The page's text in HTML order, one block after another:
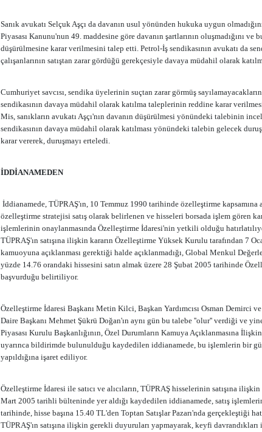
Sanık avukatı Selçuk Aşçı da davanın usul yönünden hukuka uygun
Piyasası Kanunu'nun 49. maddesine göre davanın şartlarının oluşmadığını ve
düşürülmesine karar verilmesini talep etti. Petrol-İş sendikasının avukatı da
çalışanlarının satıştan zarar gördüğü gerekçesiyle davaya müdahil olarak
Cumhuriyet savcısı, sendika üyelerinin suçtan zarar görmüş
sendikasının davaya müdahil olarak katılma taleplerinin reddine karar
Mis, sanıkların avukatı Aşçı'nın davanın düşürülmesi yönündeki talebinin
sendikasının davaya müdahil olarak katılması yönündeki talebin gelecek
karar vererek, duruşmayı erteledi.
İDDİANAMEDEN
İddianamede, TÜPRAŞ'ın, 10 Temmuz 1990 tarihinde özelleştirme kapsamına
özelleştirme stratejisi satış olarak belirlenen ve hisseleri borsada işlem gören
işlemlerinin onaylanmasında Özelleştirme İdaresi'nin yetkili olduğu
TÜPRAŞ'ın satışına ilişkin kararın Özelleştirme Yüksek Kurulu tarafından 7
kamuoyuna açıklanması gerektiği halde açıklanmadığı, Global Menkul
yüzde 14.76 orandaki hissesini satın almak üzere 28 Şubat 2005 tarihinde
başvurduğu belirtiliyor.
Özelleştirme İdaresi Başkanı Metin Kilci, Başkan Yardımcısı Osman Demirci
Daire Başkanı Mehmet Şükrü Doğan'ın aynı gün bu talebe ''olur'' verdiği ve
Piyasası Kurulu Başkanlığının, Özel Durumların Kamuya Açıklanmasına
uyarınca bildirimde bulunulduğu kaydedilen iddianamede, bu işlemlerin bir
yapıldığına işaret ediliyor.
Özelleştirme İdaresi ile satıcı ve alıcıların, TÜPRAŞ hisselerinin satışına
Mart 2005 tarihli bülteninde yer aldığı kaydedilen iddianamede, satış
tarihinde, hisse başına 15.40 TL'den Toptan Satışlar Pazarı'nda gerçekleştiği
TÜPRAŞ'ın satışına ilişkin gerekli duyuruları yapmayarak, keyfi